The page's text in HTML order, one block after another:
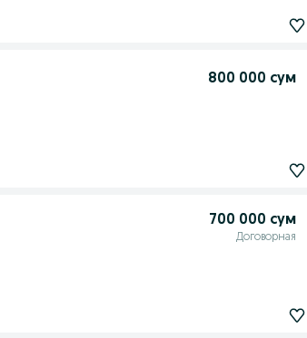
800 000 сум
700 000 сум
Договорная